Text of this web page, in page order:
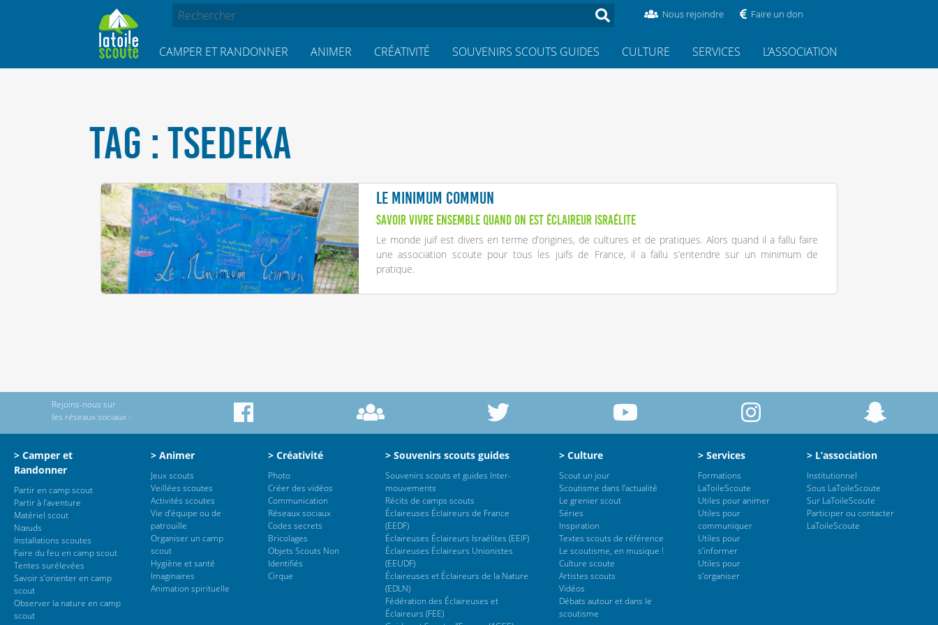
Nous rejoindre Faire un don
CAMPER ET RANDONNER ANIMER CRÉATIVITÉ SOUVENIRS SCOUTS GUIDES CULTURE SERVICES L’ASSOCIATION
TAG : TSEDEKA
Le minimum commun
Savoir vivre ensemble quand on est éclaireur israélite
Le monde juif est divers en terme d’origines, de cultures et de pratiques. Alors quand il a fallu faire
une association scoute pour tous les juifs de France, il a fallu s’entendre sur un minimum de
pratique.
Rejoins-nous sur
les réseaux sociaux :
> Camper et
Randonner
Partir en camp scout
Partir à l’aventure
Matériel scout
Nœuds
Installations scoutes
Faire du feu en camp scout
Tentes surélevées
Savoir s’orienter en camp
scout
Observer la nature en camp
scout
> Animer
Jeux scouts
Veillées scoutes
Activités scoutes
Vie d’équipe ou de
patrouille
Organiser un camp
scout
Hygiène et santé
Imaginaires
Animation spirituelle
> Créativité
Photo
Créer des vidéos
Communication
Réseaux sociaux
Codes secrets
Bricolages
Objets Scouts Non
Identifiés
Cirque
> Souvenirs scouts guides
Souvenirs scouts et guides Inter-
mouvements
Récits de camps scouts
Éclaireuses Éclaireurs de France
(EEDF)
Éclaireuses Éclaireurs Israélites (EEIF)
Éclaireuses Éclaireurs Unionistes
(EEUDF)
Éclaireuses et Éclaireurs de la Nature
(EDLN)
Fédération des Éclaireuses et
Éclaireurs (FEE)
> Culture
Scout un jour
Scoutisme dans l’actualité
Le grenier scout
Séries
Inspiration
Textes scouts de référence
Le scoutisme, en musique !
Culture scoute
Artistes scouts
Vidéos
Débats autour et dans le
scoutisme
> Services
Formations
LaToileScoute
Utiles pour animer
Utiles pour
communiquer
Utiles pour
s’informer
Utiles pour
s’organiser
> L’association
Institutionnel
Sous LaToileScoute
Sur LaToileScoute
Participer ou contacter
LaToileScoute